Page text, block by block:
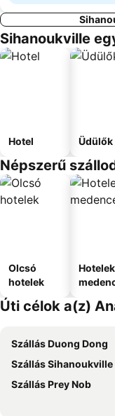
Sihanoukville
Hotel Üdülők
Népszerű
Olcsó
hotelek
Hotelek
Úti célok a(z)
Szállás Duong Dong
Szállás Sihanoukville
Szállás Prey Nob